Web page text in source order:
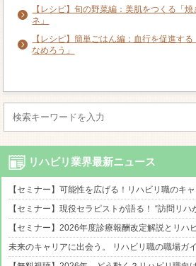
【レシピ】旬の野菜編：美肌をつくる「
ネ」
【レシピ】簡単ごはん編：血行を促進す
なめろう」
リハビリ業界最新ニュース
【セミナー】可能性を広げる！リハビリ職のキ
【セミナー】現役セラピストが語る！ “訪問リハ
【セミナー】2026年度診療報酬改定解説とリハ
未来のキャリアに出会う。 リハビリ職の職場ガ